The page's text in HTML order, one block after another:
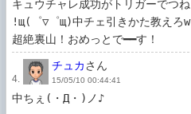
キュウチャレ成功がトリガーでつね
!щ(゜▽゜щ)中チェ引きかた教えろw
超絶裏山！おめっとで━━す！
4.
チュカさん
15/05/10 00:44:41
中ちぇ(・Д・)ノ♪